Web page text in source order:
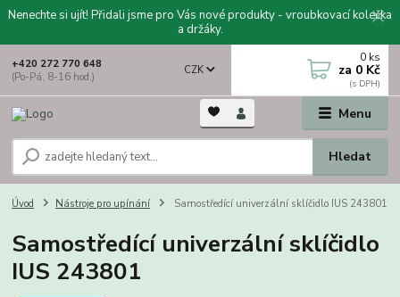
Nenechte si ujít! Přidali jsme pro Vás nové produkty - vroubkovací kolečka
a držáky.
Menu
CZK
Hledat
+420 272 770 648
(Po-Pá, 8-16 hod.)
0 ks
za 0 Kč
Úvod Nástroje pro upínání Samostředící univerzální sklíčidlo IUS 243801
Samostředící univerzální sklíčidlo
IUS 243801